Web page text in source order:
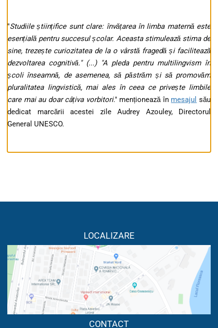
"Studiile științifice sunt clare: învățarea în limba maternă este
esențială pentru succesul școlar. Aceasta stimulează stima de
sine, trezește curiozitatea de la o vârstă fragedă și facilitează
dezvoltarea cognitivă." (...) "A pleda pentru multilingvism în
școli înseamnă, de asemenea, să păstrăm și să promovăm
pluralitatea lingvistică, mai ales în ceea ce privește limbile
care mai au doar câțiva vorbitori." menționează în mesajul său
dedicat marcării acestei zile Audrey Azouley, Directorul
General UNESCO.
LOCALIZARE
CONTACT